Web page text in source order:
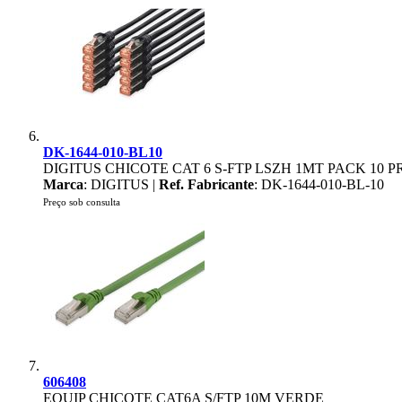
DK-1644-010-BL10
DIGITUS CHICOTE CAT 6 S-FTP LSZH 1MT PACK 10
Marca: DIGITUS | Ref. Fabricante: DK-1644-010-BL-10
Preço sob consulta
606408
EQUIP CHICOTE CAT6A S/FTP 10M VERDE